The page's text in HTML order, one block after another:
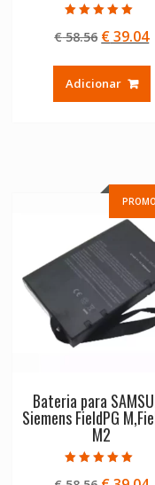
5.00
de 5
€58.56 O
original
era:
€39.04O
Adicionar
Bateria para
Siemens FieldPG
M2